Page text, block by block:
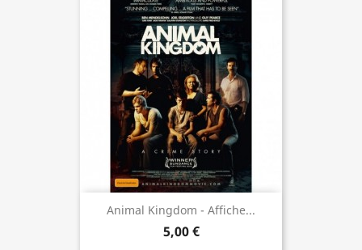
Animal Kingdom - Affiche...
5,00 €